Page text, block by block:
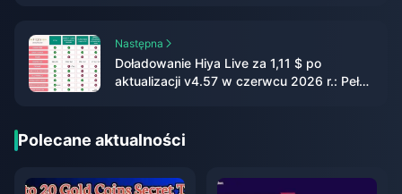
Następna
Doładowanie Hiya Live za 1,11 $ po
aktualizacji v4.57 w czerwcu 2026 r.: Pełny
Polecane aktualności